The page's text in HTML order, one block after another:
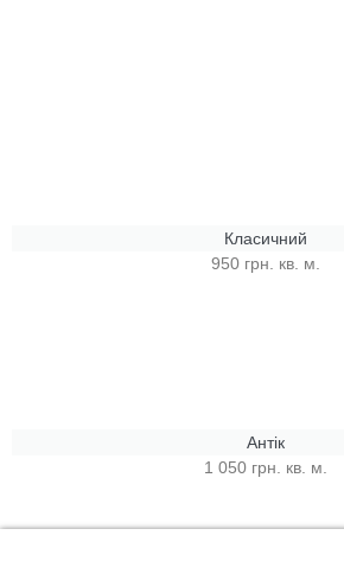
Класичний
950 грн. кв. м.
Антік
1 050 грн. кв. м.